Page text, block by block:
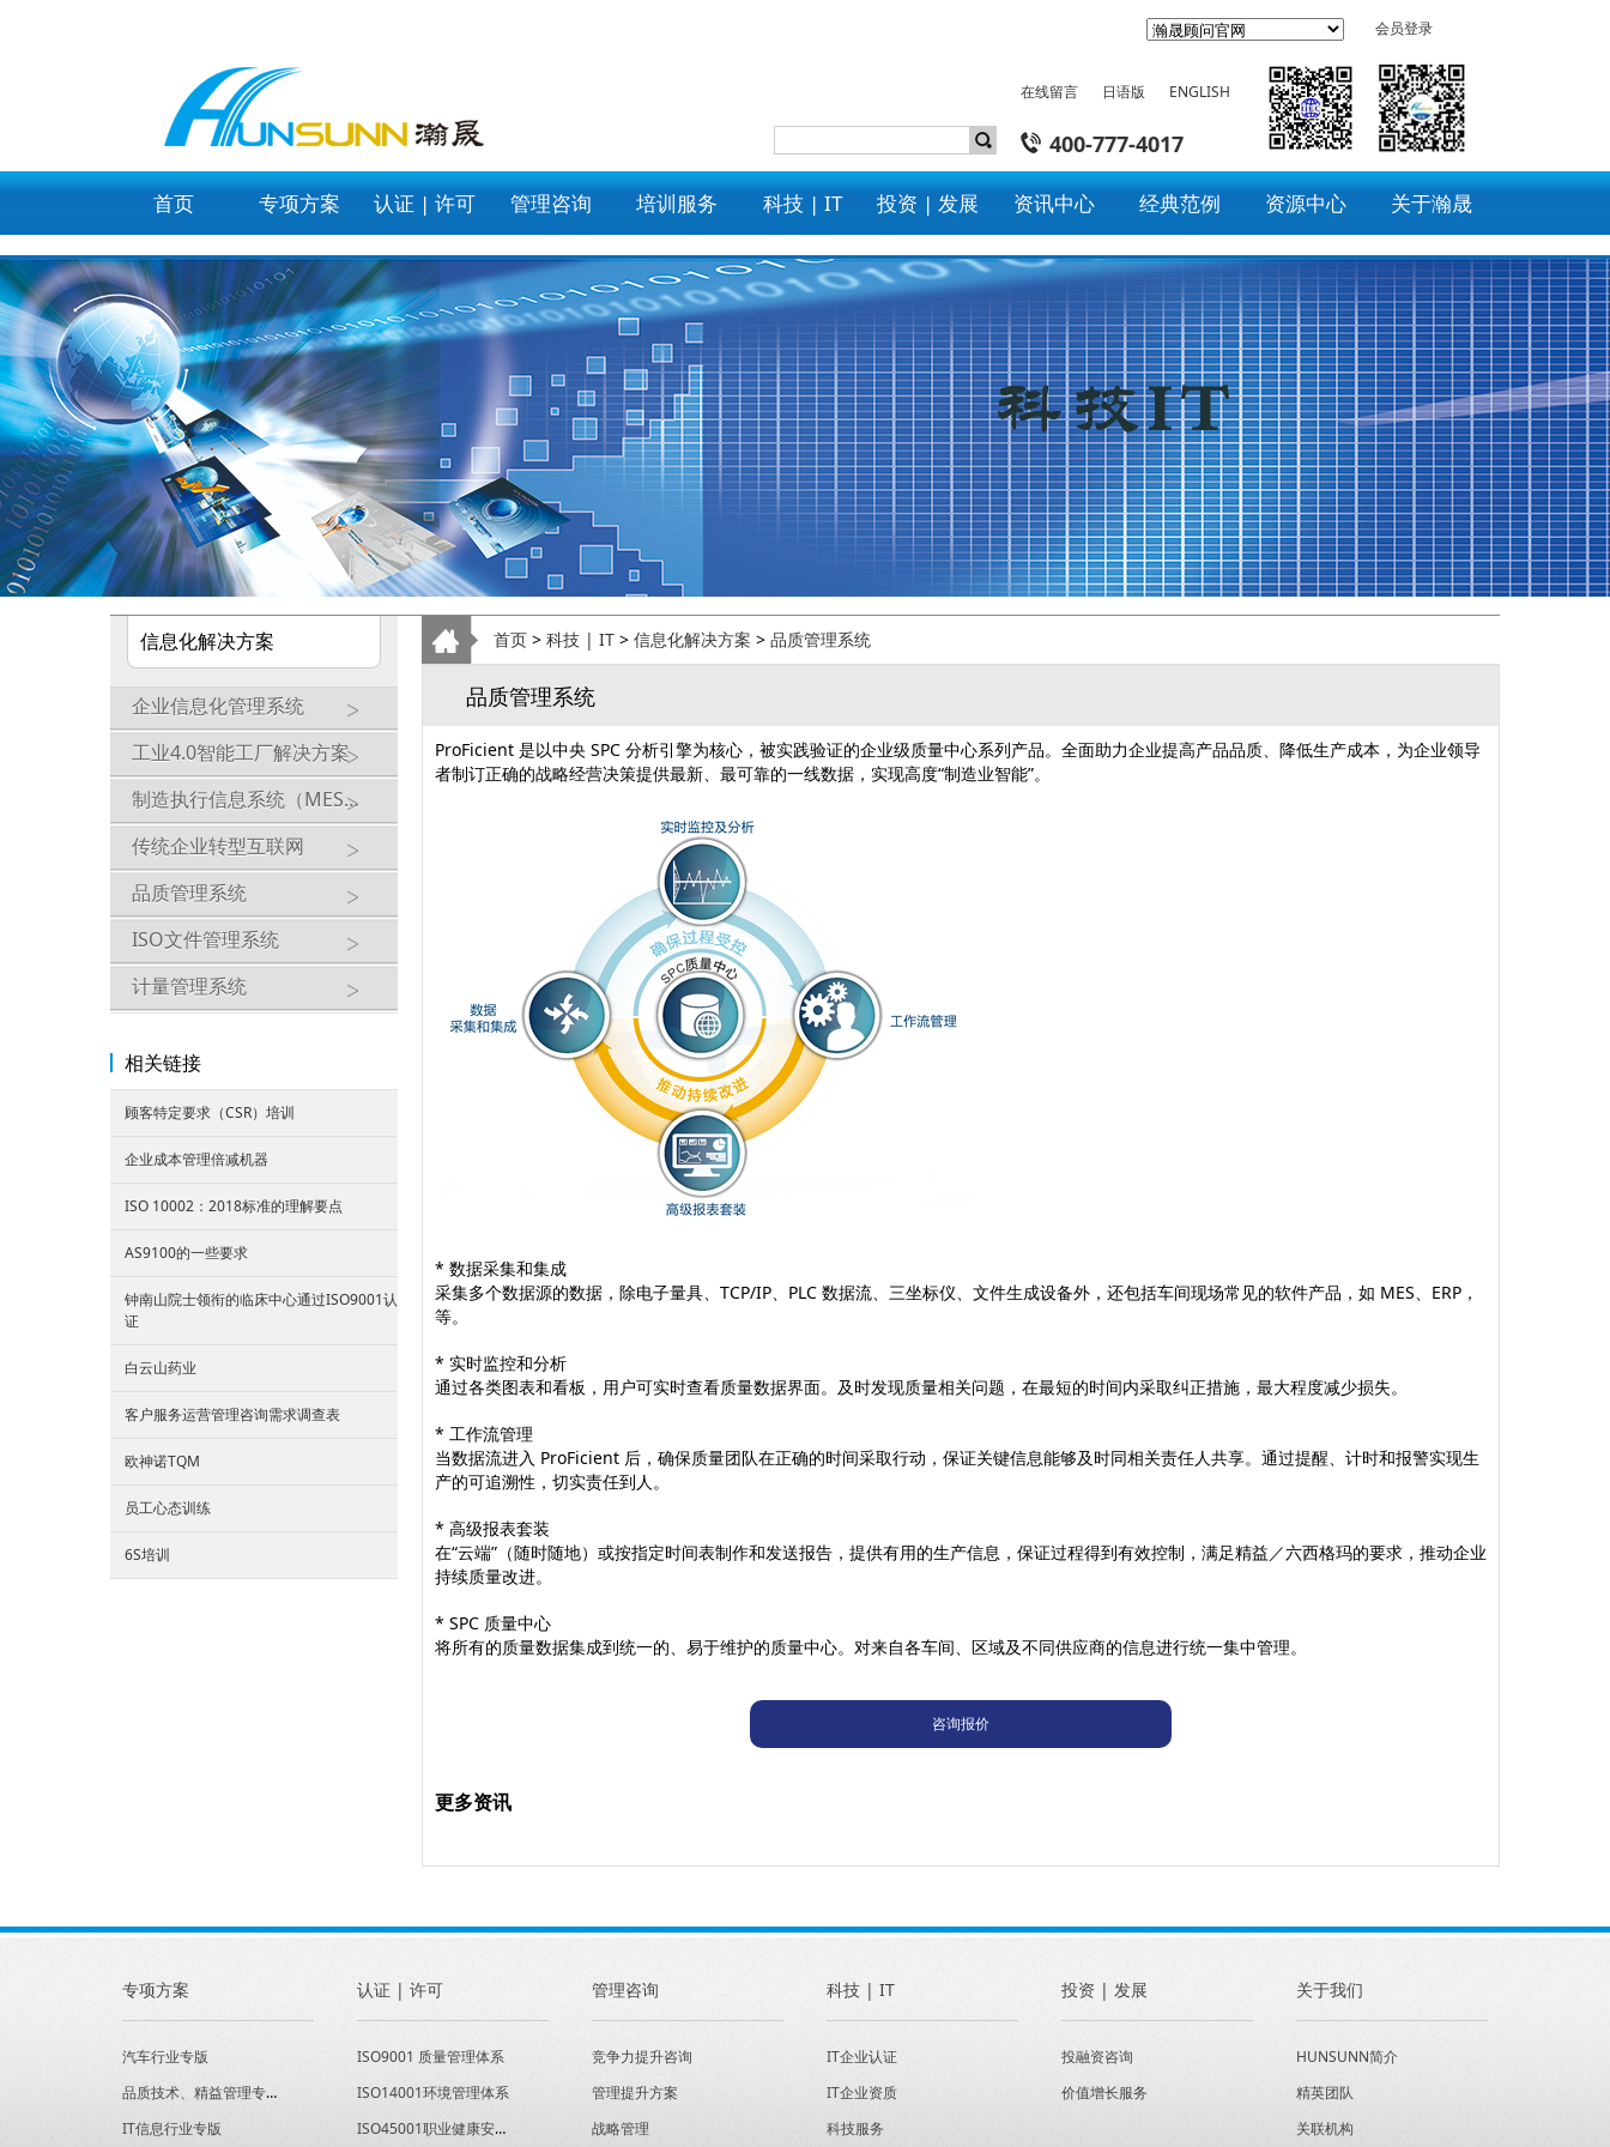
会员登录
在线留言 日语版 ENGLISH
400-777-4017
首页 专项方案 认证 | 许可 管理咨询 培训服务 科技 | IT 投资 | 发展 资讯中心 经典范例 资源中心 关于瀚晟
信息化解决方案
企业信息化管理系统
工业4.0智能工厂解决方案
制造执行信息系统（MES）
传统企业转型互联网
品质管理系统
ISO文件管理系统
计量管理系统
相关链接
顾客特定要求（CSR）培训
企业成本管理倍减机器
ISO 10002：2018标准的理解要点
AS9100的一些要求
钟南山院士领衔的临床中心通过ISO9001认
证
白云山药业
客户服务运营管理咨询需求调查表
欧神诺TQM
员工心态训练
6S培训
首页 > 科技 | IT > 信息化解决方案 > 品质管理系统
品质管理系统
ProFicient 是以中央 SPC 分析引擎为核心，被实践验证的企业级质量中心系列产品。全面助力企业提高产品品质、降低生产成本，为企业领导
者制订正确的战略经营决策提供最新、最可靠的一线数据，实现高度“制造业智能”。
* 数据采集和集成
采集多个数据源的数据，除电子量具、TCP/IP、PLC 数据流、三坐标仪、文件生成设备外，还包括车间现场常见的软件产品，如 MES、ERP，
等。
* 实时监控和分析
通过各类图表和看板，用户可实时查看质量数据界面。及时发现质量相关问题，在最短的时间内采取纠正措施，最大程度减少损失。
* 工作流管理
当数据流进入 ProFicient 后，确保质量团队在正确的时间采取行动，保证关键信息能够及时同相关责任人共享。通过提醒、计时和报警实现生
产的可追溯性，切实责任到人。
* 高级报表套装
在“云端”（随时随地）或按指定时间表制作和发送报告，提供有用的生产信息，保证过程得到有效控制，满足精益／六西格玛的要求，推动企业
持续质量改进。
* SPC 质量中心
将所有的质量数据集成到统一的、易于维护的质量中心。对来自各车间、区域及不同供应商的信息进行统一集中管理。
咨询报价
更多资讯
专项方案
汽车行业专版
品质技术、精益管理专版
IT信息行业专版
认证 | 许可
ISO9001 质量管理体系
ISO14001环境管理体系
ISO45001职业健康安全管理体系
管理咨询
竞争力提升咨询
管理提升方案
战略管理
科技 | IT
IT企业认证
IT企业资质
科技服务
投资 | 发展
投融资咨询
价值增长服务
关于我们
HUNSUNN简介
精英团队
关联机构